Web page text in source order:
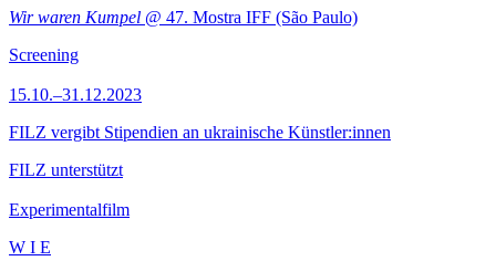
Wir waren Kumpel @ 47. Mostra IFF (São Paulo)
Screening
15.10.–31.12.2023
FILZ vergibt Stipendien an ukrainische Künstler:innen
FILZ unterstützt
Experimentalfilm
W I E